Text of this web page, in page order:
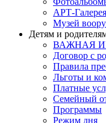
АРТ-Галерея
Музей
Детям и
ВАЖНАЯ
Договор с
Правила
Льготы и
Платные
Семейный
Программы
Режим дня